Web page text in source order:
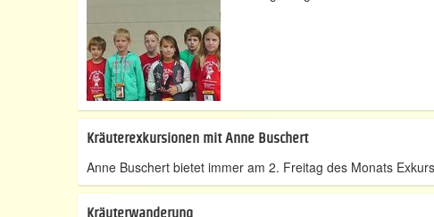
Kräuterexkursionen mit Anne Buschert
Anne Buschert bietet immer am 2. Freitag des Monats
Kräuterwanderung